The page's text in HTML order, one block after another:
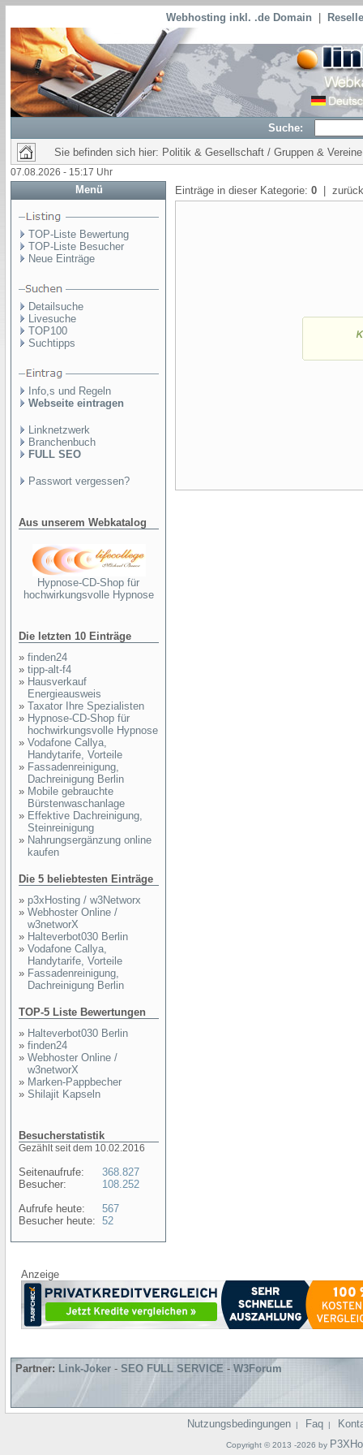
Webhosting inkl. .de Domain
Suche:
Sie befinden sich hier: Politik & Gesellschaft / Gruppen & Vereine
07.08.2026 - 15:17 Uhr
Menü
TOP-Liste Bewertung
TOP-Liste Besucher
Neue Einträge
Detailsuche
Livesuche
TOP100
Suchtipps
Info,s und Regeln
Webseite eintragen
Linknetzwerk
Branchenbuch
FULL SEO
Passwort vergessen?
Aus unserem Webkatalog
Hypnose-CD-Shop für
hochwirkungsvolle Hypnose
Die letzten 10 Einträge
» finden24
» tipp-alt-f4
» Hausverkauf
Energieausweis
» Taxator Ihre Spezialisten
» Hypnose-CD-Shop für
hochwirkungsvolle Hypnose
» Vodafone Callya,
Handytarife, Vorteile
» Fassadenreinigung,
Dachreinigung Berlin
» Mobile gebrauchte
Bürstenwaschanlage
» Effektive Dachreinigung,
Steinreinigung
» Nahrungsergänzung online
kaufen
Die 5 beliebtesten Einträge
» p3xHosting / w3Networx
» Webhoster Online /
w3networX
» Halteverbot030 Berlin
» Vodafone Callya,
Handytarife, Vorteile
» Fassadenreinigung,
Dachreinigung Berlin
TOP-5 Liste Bewertungen
» Halteverbot030 Berlin
» finden24
» Webhoster Online /
w3networX
» Marken-Pappbecher
» Shilajit Kapseln
Besucherstatistik
Gezählt seit dem 10.02.2016
Seitenaufrufe:
Besucher:
Aufrufe heute:
Besucher heute:
368.827
108.252
567
52
Einträge in dieser Kategorie: 0 |
Anzeige
Partner: Link-Joker - SEO FULL SERVICE - W3Forum
Nutzungsbedingungen | Faq |
Copyright © 2013 -2026 by